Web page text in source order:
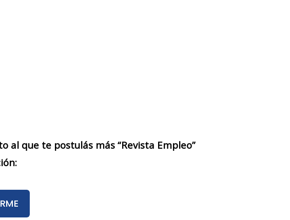
al que te postulás más “Revista Empleo”